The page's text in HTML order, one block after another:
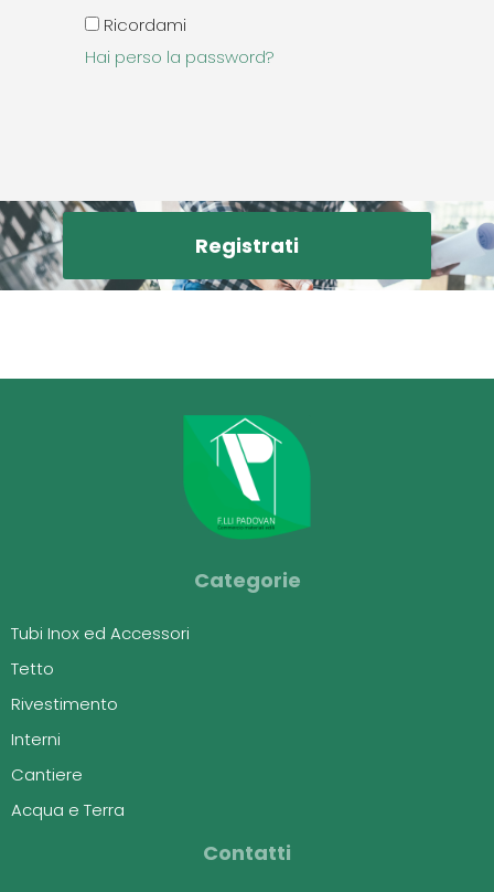
Ricordami
Hai perso la password?
Registrati
Categorie
Tubi Inox ed Accessori
Tetto
Rivestimento
Interni
Cantiere
Acqua e Terra
Contatti